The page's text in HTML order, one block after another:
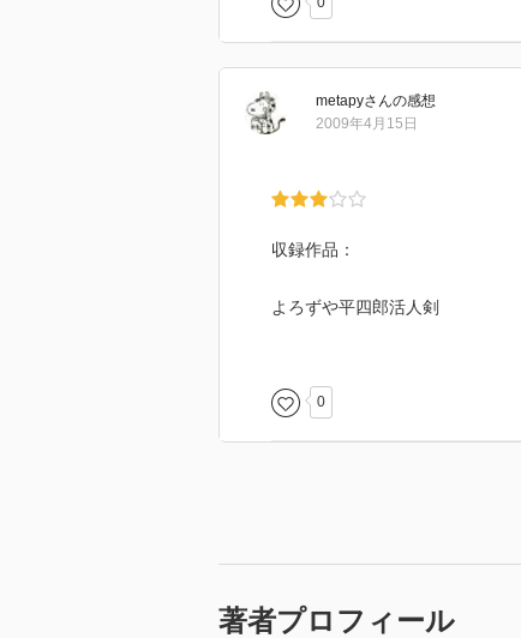
metapyさんの感想
2009年4月15日
収録作品：
よろずや平四郎活人剣
0
著者プロフィール